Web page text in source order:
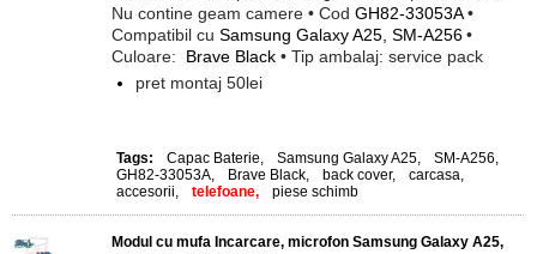
Nu contine geam camere • Cod GH82-33053A•
Compatibil cu Samsung Galaxy A25, SM-A256 •
Culoare:
Brave Black • Tip ambalaj: service pack
pret montaj 50lei
Tags: Capac Baterie, Samsung Galaxy A25, SM-A256,
GH82-33053A, Brave Black, back cover, carcasa,
accesorii, telefoane, piese schimb
Modul cu mufa Incarcare, microfon Samsung Galaxy A25,